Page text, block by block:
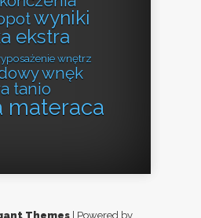
wyniki
ekstra
wnętrz
wnęk
tanio
materaca
Themes | Powered by